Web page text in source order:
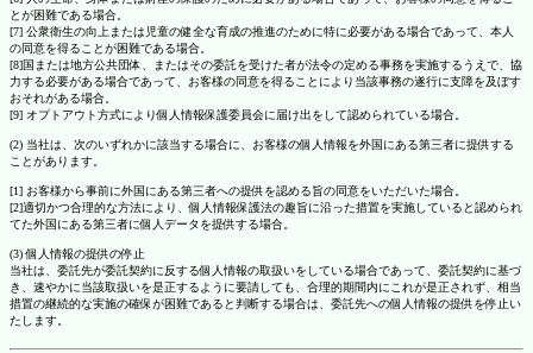
とが困難である場合。
[7] 公衆衛生の向上または児童の健全な育成の推進のために特に必要がある場合であって、本人
の同意を得ることが困難である場合。
[8]国または地方公共団体、またはその委託を受けた者が法令の定める事務を実施するうえで、協
力する必要がある場合であって、お客様の同意を得ることにより当該事務の遂行に支障を及ぼす
おそれがある場合。
[9] オプトアウト方式により個人情報保護委員会に届け出をして認められている場合。
(2) 当社は、次のいずれかに該当する場合に、お客様の個人情報を外国にある第三者に提供する
ことがあります。
[1] お客様から事前に外国にある第三者への提供を認める旨の同意をいただいた場合。
[2]適切かつ合理的な方法により、個人情報保護法の趣旨に沿った措置を実施していると認められ
てた外国にある第三者に個人データを提供する場合。
(3) 個人情報の提供の停止
当社は、委託先が委託契約に反する個人情報の取扱いをしている場合であって、委託契約に基づ
き、速やかに当該取扱いを是正するように要請しても、合理的期間内にこれが是正されず、相当
措置の継続的な実施の確保が困難であると判断する場合は、委託先への個人情報の提供を停止い
たします。